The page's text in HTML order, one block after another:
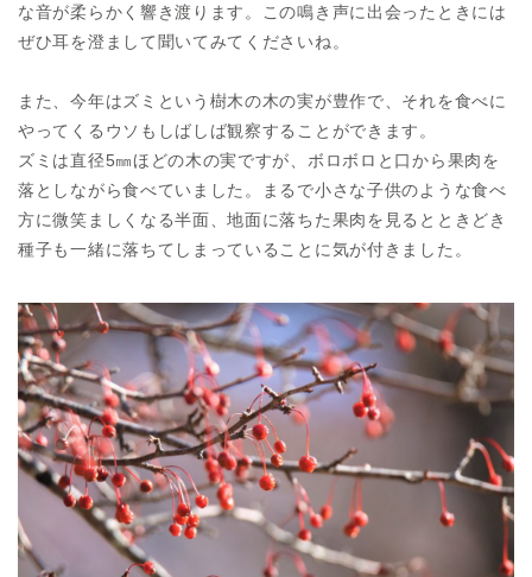
な音が柔らかく響き渡ります。この鳴き声に出会ったときには
ぜひ耳を澄まして聞いてみてくださいね。
また、今年はズミという樹木の木の実が豊作で、それを食べに
やってくるウソもしばしば観察することができます。
ズミは直径5㎜ほどの木の実ですが、ボロボロと口から果肉を
落としながら食べていました。まるで小さな子供のような食べ
方に微笑ましくなる半面、地面に落ちた果肉を見るとときどき
種子も一緒に落ちてしまっていることに気が付きました。